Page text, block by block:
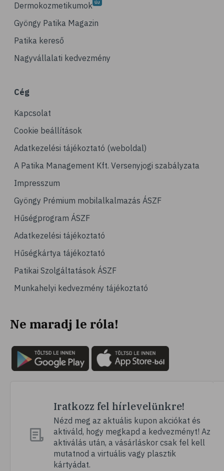
Dermokozmetikumok
Gyöngy Patika Magazin
Patika kereső
Nagyvállalati kedvezmény
Cég
Kapcsolat
Cookie beállítások
Adatkezelési tájékoztató (weboldal)
A Patika Management Kft. Versenyjogi szabályzata
Impresszum
Gyöngy Prémium mobilalkalmazás ÁSZF
Hűségprogram ÁSZF
Adatkezelési tájékoztató
Hűségkártya tájékoztató
Patikai Szolgáltatások ÁSZF
Munkahelyi kedvezmény tájékoztató
Ne maradj le róla!
Iratkozz fel hírlevelünkre!
Nézd meg az aktuális kupon akciókat és
aktiváld, hogy megkapd a kedvezményt! Az
aktiválás után, a vásárláskor csak fel kell
mutatnod a virtuális vagy plasztik
kártyádat.